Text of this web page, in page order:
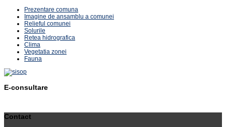
Prezentare comuna
Imagine de ansamblu a comunei
Relieful comunei
Solurile
Retea hidrografica
Clima
Vegetatia zonei
Fauna
E-consultare
Contact